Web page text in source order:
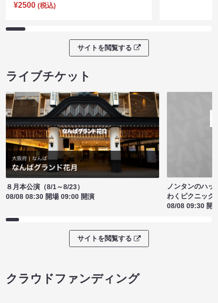
¥2500 (税込)
サイトを閲覧する
ライブチケット
８月本公演（8/1～8/23）
08/08 08:30 開場 09:00 開演
ノンタンのハッ
わくピクニック
08/08 09:30 開
サイトを閲覧する
クラウドファンディング